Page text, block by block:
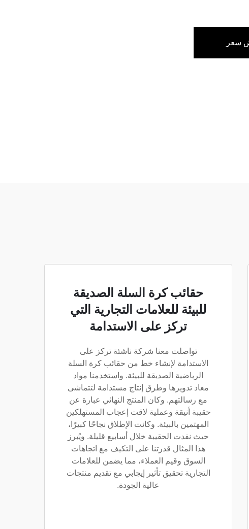
سعر
حقائب كرة السلة الصديقة
للبيئة للعلامات التجارية التي
تركز على الاستدامة
تواصلت معنا شركة ناشئة تركز على
الاستدامة لإنشاء خط من حقائب كرة السلة
الرياضية الصديقة للبيئة. واستخدمنا مواد
معاد تدويرها وطرق إنتاج مستدامة لتتماشى
مع رسالتهم. وكان المنتج النهائي عبارة عن
حقيبة أنيقة وعملية لاقت إعجاب المستهلكين
المهتمين بالبيئة. وكانت الإطلاق نجاحًا كبيرًا،
حيث نفدت الحقيبة خلال أسابيع قليلة. ويُبرز
هذا المثال قدرتنا على التكيف مع اتجاهات
السوق وقيم العملاء، مما يضمن للعلامات
التجارية تحقيق تأثير إيجابي مع تقديم منتجات
عالية الجودة.